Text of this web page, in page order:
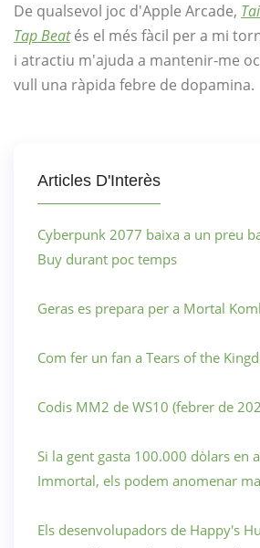
De qualsevol joc d'Apple Arcade,
Tap Beat és el més fàcil per a mi
i atractiu m'ajuda a mantenir-me
vull una ràpida febre de dopamina.
Articles D'Interès
Cyberpunk 2077 baixa a un preu
Buy durant poc temps
Geras es prepara per a Mortal
Com fer un fan a Tears of the
Codis MM2 de WS10 (febrer de
Si la gent gasta 100.000 dòlars en
Immortal, els podem anomenar
Els desenvolupadors de Happy's